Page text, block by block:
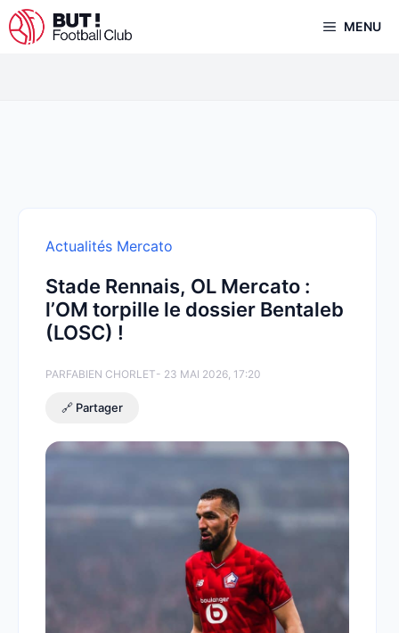
Aller
au
MENU
Actualités Mercato
Stade Rennais, OL Mercato :
l’OM torpille le dossier Bentaleb
(LOSC) !
PARFABIEN CHORLET- 23 MAI 2026, 17:20
🔗 Partager